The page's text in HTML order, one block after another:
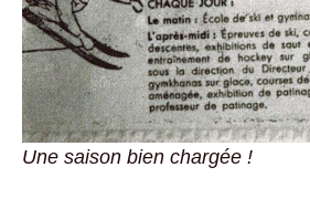
Une saison bien chargée !